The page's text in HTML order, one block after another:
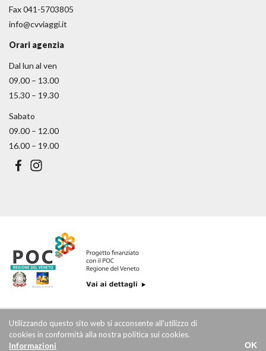
Fax 041-5703805
info@cvviaggi.it
Orari agenzia
Dal lun al ven
09.00 – 13.00
15.30 – 19.30
Sabato
09.00 – 12.00
16.00 – 19.00
© 2026 C.V.V di Bolzonella Bertilla - P. IVA 03970930271
Privacy Policy-Cookie Policy- Termini e condizioni-
Utilizzando questo sito web si acconsente all'utilizzo di
cookies in conformità alla nostra politica sui cookies.
Informazioni
OK